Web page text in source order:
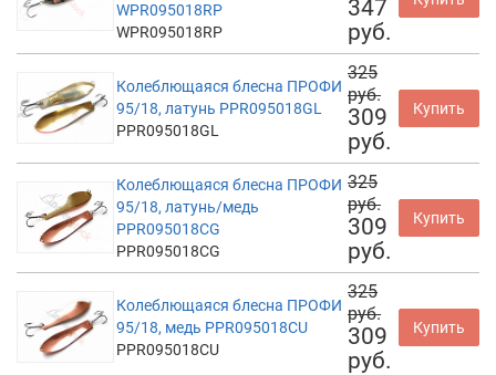
WPR095018RP
WPR095018RP
347
руб.
Колеблющаяся блесна ПРОФИ
95/18, латунь PPR095018GL
PPR095018GL
325
руб.
309
руб.
Купить
Колеблющаяся блесна ПРОФИ
95/18, латунь/медь
PPR095018CG
PPR095018CG
325
руб.
309
руб.
Купить
Колеблющаяся блесна ПРОФИ
95/18, медь PPR095018CU
PPR095018CU
325
руб.
309
руб.
Купить